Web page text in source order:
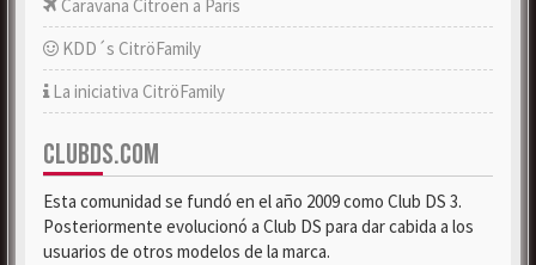
Caravana Citroën a París
KDD´s CitröFamily
La iniciativa CitröFamily
CLUBDS.COM
Esta comunidad se fundó en el año 2009 como Club DS 3.
Posteriormente evolucionó a Club DS para dar cabida a los
usuarios de otros modelos de la marca.